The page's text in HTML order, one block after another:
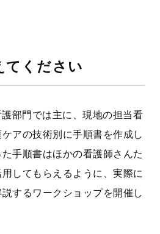
てください
部門では主に、現地の担当看
アの技術別に手順書を作成し
手順書はほかの看護師さんた
してもらえるように、実際に
するワークショップを開催し